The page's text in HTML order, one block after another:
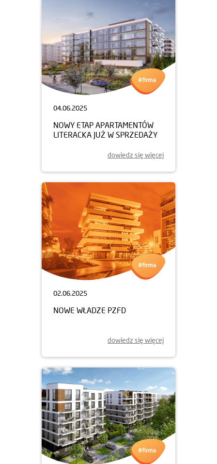
04.06.2025
NOWY ETAP APARTAMENTÓW
LITERACKA JUŻ W SPRZEDAŻY
dowiedz się więcej
02.06.2025
NOWE WŁADZE PZFD
dowiedz się więcej